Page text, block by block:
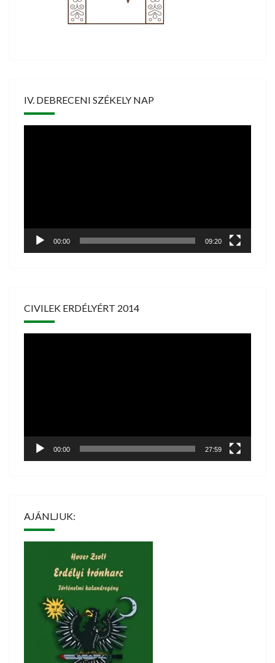
IV. DEBRECENI SZÉKELY NAP
00:00 09:20
CIVILEK ERDÉLYÉRT 2014
00:00 27:59
AJÁNLJUK: